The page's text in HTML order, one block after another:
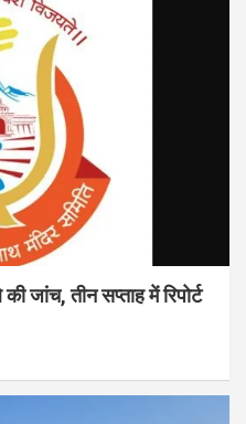
जांच, तीन सप्ताह में रिपोर्ट